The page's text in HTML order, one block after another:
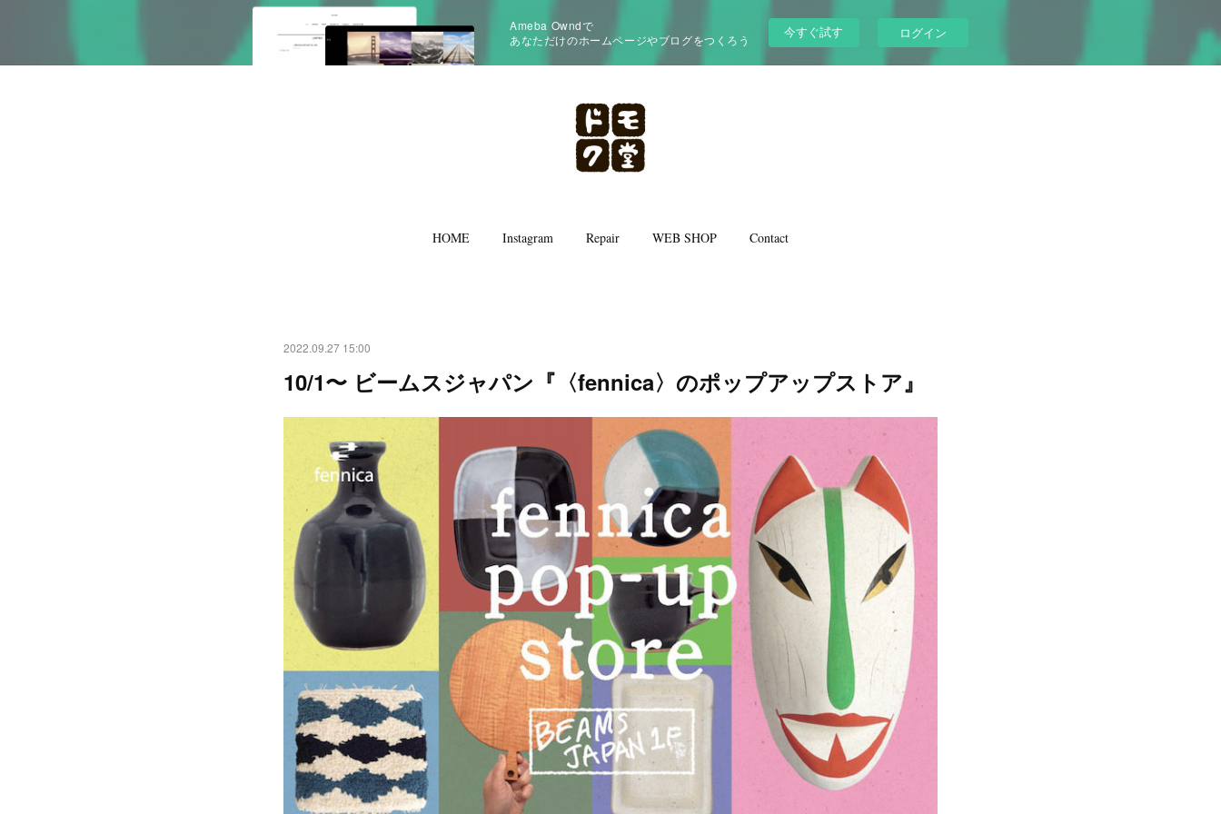
Ameba Owndで
あなただけのホームページやブログをつくろう
今すぐ試す ログイン
HOME Instagram Repair WEB SHOP Contact
2022.09.27 15:00
10/1〜 ビームスジャパン『〈fennica〉のポップアップストア』